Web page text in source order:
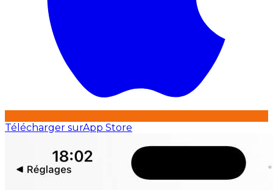
Télécharger surApp Store